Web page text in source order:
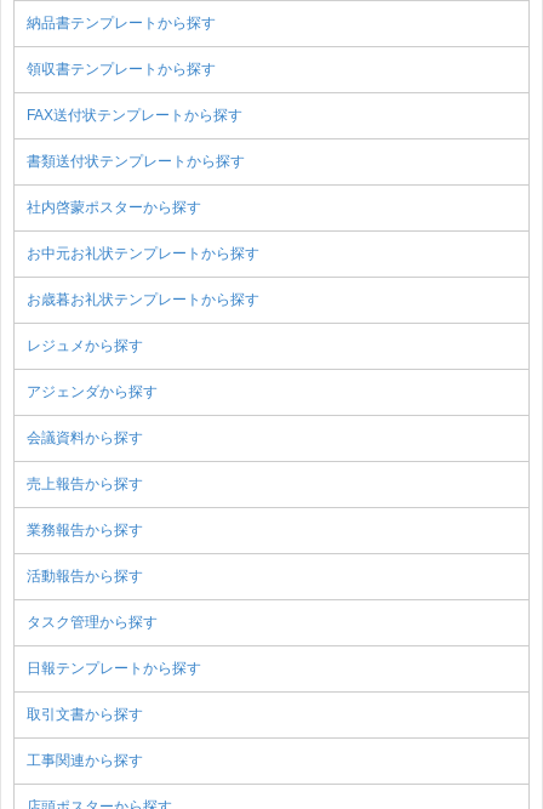
納品書テンプレートから探す
領収書テンプレートから探す
FAX送付状テンプレートから探す
書類送付状テンプレートから探す
社内啓蒙ポスターから探す
お中元お礼状テンプレートから探す
お歳暮お礼状テンプレートから探す
レジュメから探す
アジェンダから探す
会議資料から探す
売上報告から探す
業務報告から探す
活動報告から探す
タスク管理から探す
日報テンプレートから探す
取引文書から探す
工事関連から探す